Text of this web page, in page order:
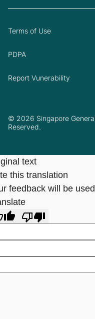
© 2026 Singapore
Reserved.
Terms of Use
PDPA
Report Vunerability
text
this translation
feedback will be